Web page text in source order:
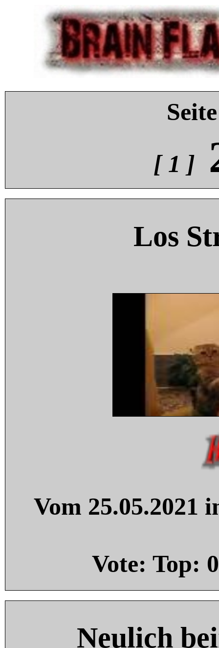
[ 1 ]
Los
Vom 25.05.2021
Vote: Top: 0
Neulich